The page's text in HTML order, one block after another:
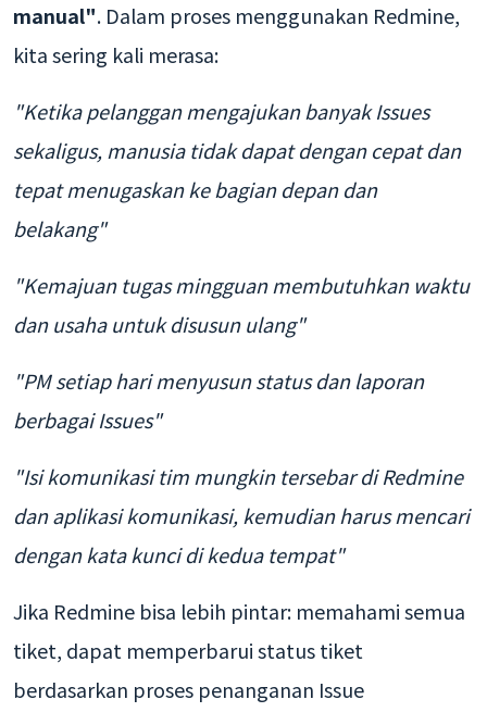
manual". Dalam proses menggunakan Redmine,
kita sering kali merasa:
"Ketika pelanggan mengajukan banyak Issues
sekaligus, manusia tidak dapat dengan cepat dan
tepat menugaskan ke bagian depan dan
belakang"
"Kemajuan tugas mingguan membutuhkan waktu
dan usaha untuk disusun ulang"
"PM setiap hari menyusun status dan laporan
berbagai Issues"
"Isi komunikasi tim mungkin tersebar di Redmine
dan aplikasi komunikasi, kemudian harus mencari
dengan kata kunci di kedua tempat"
Jika Redmine bisa lebih pintar: memahami semua
tiket, dapat memperbarui status tiket
berdasarkan proses penanganan Issue